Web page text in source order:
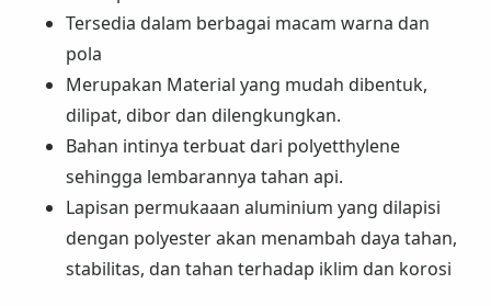
Tersedia dalam berbagai macam warna dan
pola
Merupakan Material yang mudah dibentuk,
dilipat, dibor dan dilengkungkan.
Bahan intinya terbuat dari polyetthylene
sehingga lembarannya tahan api.
Lapisan permukaaan aluminium yang dilapisi
dengan polyester akan menambah daya tahan,
stabilitas, dan tahan terhadap iklim dan korosi